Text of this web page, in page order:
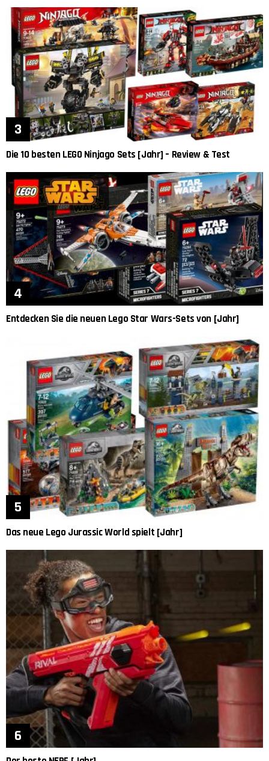
Die 10 besten LEGO Ninjago Sets [Jahr] – Review & Test
Entdecken Sie die neuen Lego Star Wars-Sets von [Jahr]
Das neue Lego Jurassic World spielt [Jahr]